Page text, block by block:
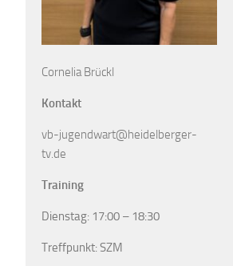
Cornelia Brückl
Kontakt
vb-jugendwart@heidelberger-
tv.de
Training
Dienstag: 17:00 – 18:30
Treffpunkt: SZM